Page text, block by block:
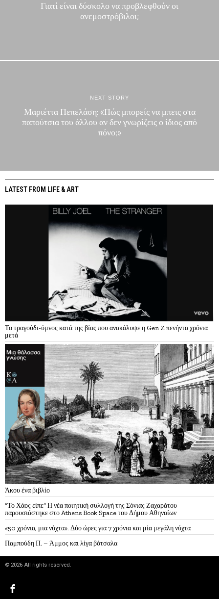
Γιατί είναι δύσκολο να προβλεφθούν οι
ανεμοστρόβιλοι;
NEXT STORY
Μαριέττα Πεπελάση: «Πώς μπορείς να μπεις στα
παπούτσια του άλλου αν δεν γνωρίζεις ο ίδιος από
πόνο;»
LATEST FROM LIFE & ART
Το τραγούδι-ύμνος κατά της βίας που ανακάλυψε η Gen Z πενήντα χρόνια
μετά
Άκου ένα βιβλίο
“Το Χάος είπε” Η νέα ποιητική συλλογή της Σόνιας Ζαχαράτου
παρουσιάστηκε στο Athens Book Space του Δήμου Αθηναίων
«50 χρόνια, μια νύχτα». Δύο ώρες για 7 χρόνια και μία μεγάλη νύχτα
Παμπούδη Π. – Άμμος και λίγα βότσαλα
© 2026 All rights reserved.